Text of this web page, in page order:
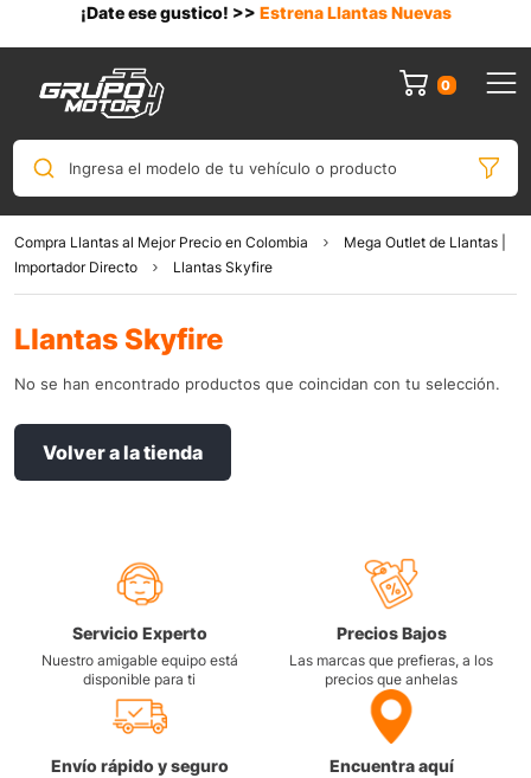
¡Date ese gustico! >> Estrena Llantas Nuevas
0
Ingresa el modelo de tu vehículo o producto
Compra Llantas al Mejor Precio en Colombia
Mega Outlet de Llantas |
Importador Directo
Llantas Skyfire
Llantas Skyfire
No se han encontrado productos que coincidan con tu selección.
Volver a la tienda
Servicio Experto
Nuestro amigable equipo está
disponible para ti
Precios Bajos
Las marcas que prefieras, a los
precios que anhelas
Envío rápido y seguro Encuentra aquí